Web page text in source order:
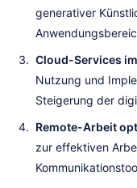
generativer
Cloud-Services
Nutzung und
Steigerung der
Remote-Arbeit
zur effektiven